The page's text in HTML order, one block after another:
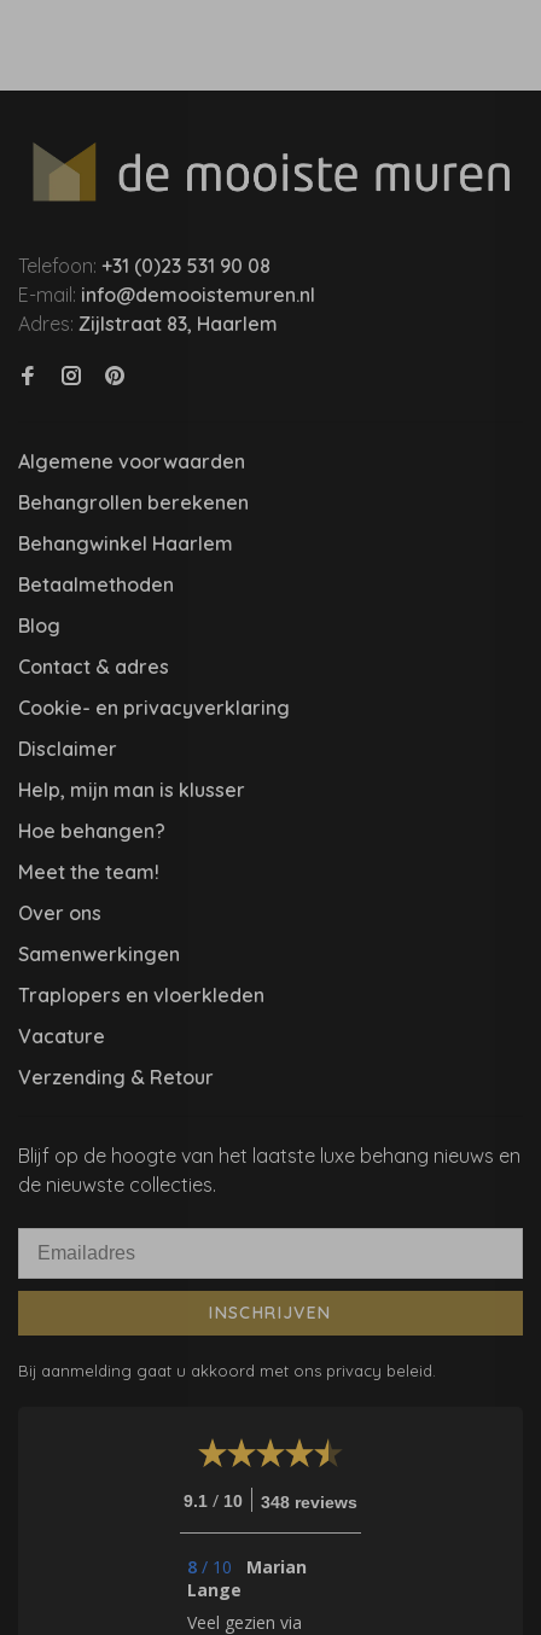
Telefoon: +31 (0)23 531 90 08
E-mail: info@demooistemuren.nl
Adres: Zijlstraat 83, Haarlem
Algemene voorwaarden
Behangrollen berekenen
Behangwinkel Haarlem
Betaalmethoden
Blog
Contact & adres
Cookie- en privacyverklaring
Disclaimer
Help, mijn man is klusser
Hoe behangen?
Meet the team!
Over ons
Samenwerkingen
Traplopers en vloerkleden
Vacature
Verzending & Retour
Blijf op de hoogte van het laatste luxe behang nieuws en
de nieuwste collecties.
INSCHRIJVEN
Bij aanmelding gaat u akkoord met ons privacy beleid.
9.1 / 10 348 reviews
8 / 10
Marian
Lange
Veel gezien via